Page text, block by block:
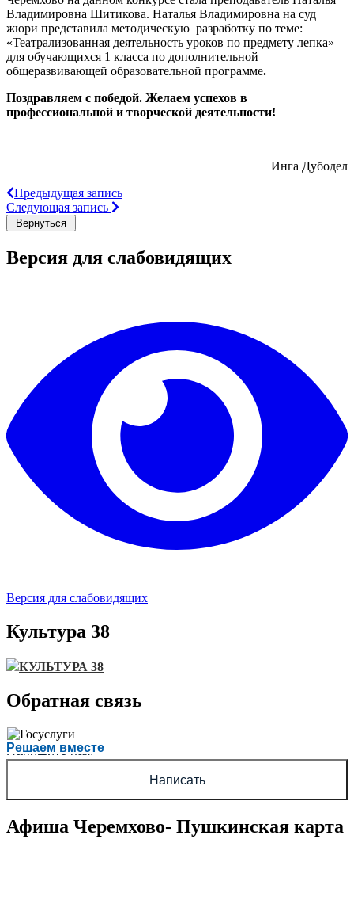
Владимировна Шитикова. Наталья Владимировна на суд
жюри представила методическую разработку по теме:
«Театрализованная деятельность уроков по предмету лепка»
для обучающихся 1 класса по дополнительной
общеразвивающей образовательной программе.
Поздравляем с победой. Желаем успехов в
профессиональной и творческой деятельности!
Инга Дубодел
Предыдущая запись
Следующая запись
Версия для слабовидящих
Версия для слабовидящих
Культура 38
КУЛЬТУРА 38
Обратная связь
Решаем вместе
Есть вопрос?
Напишите нам
Написать
Афиша Черемхово- Пушкинская карта